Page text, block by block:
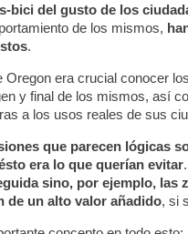
bici del gusto de los
de los mismos,
.
Oregon era crucial conocer
y final de los mismos, así
a los usos reales de sus
que parecen lógicas
era lo que querían evitar
sino, por ejemplo, las
de un alto valor añadido, si